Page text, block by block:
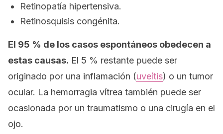
Retinopatía hipertensiva.
Retinosquisis congénita.
El 95 % de los casos espontáneos obedecen a
estas causas. El 5 % restante puede ser
originado por una inflamación (uveítis) o un tumor
ocular. La hemorragia vítrea también puede ser
ocasionada por un traumatismo o una cirugía en el
ojo.